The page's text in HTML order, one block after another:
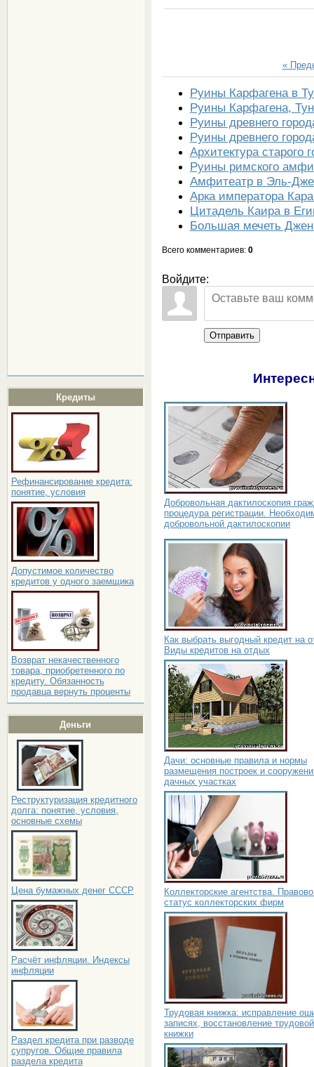
Кредиты
Рефинансирование кредита:
понятие, условия
Допустимое количество
кредитов у одного заемщика
Возврат некачественного
товара, приобретенного по
кредиту. Обязанность
продавца вернуть проценты
Деньги
Реструктуризация кредитного
долга: понятие, условия,
основные схемы
Цена бумажных денег СССР
Расчёт инфляции. Индексы
инфляции
Раздел кредита при разводе
супругов. Общие правила
раздела кредита
«
Руины Карфагена в
Руины Карфагена,
Руины древнего
Руины древнего
Архитектура старого
Руины римского
Амфитеатр в Эль-
Арка императора
Цитадель Каира в
Большая мечеть
Всего комментариев: 0
Войдите:
Отправить
Добровольная дактилоскопия
процедура регистрации.
добровольной дактилоскопии
Как выбрать выгодный кредит на
Виды кредитов на отдых
Дачи: основные правила и нормы
размещения построек и
дачных участках
Коллекторские агентства.
статус коллекторских фирм
Трудовая книжка: исправление
записях, восстановление трудовой
книжки